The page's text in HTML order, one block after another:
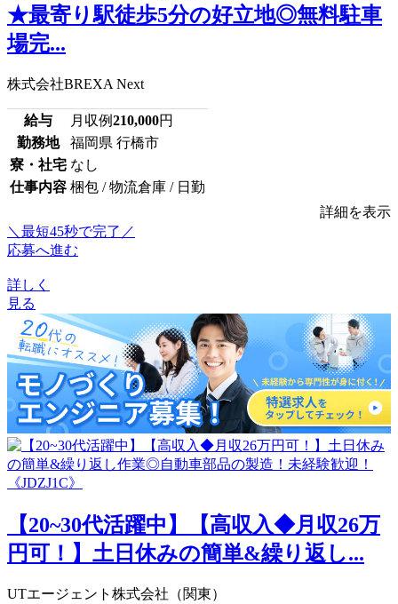
★最寄り駅徒歩5分の好立地◎無料駐車
場完...
株式会社BREXA Next
給与 月収例210,000円
勤務地
福岡県 行橋市
寮・社宅 なし
仕事内容 梱包 / 物流倉庫 / 日勤
詳細を表示
＼最短45秒で完了／
応募へ進む
詳しく
見る
【20~30代活躍中】【高収入◆月収26万
円可！】土日休みの簡単&繰り返し...
UTエージェント株式会社（関東）